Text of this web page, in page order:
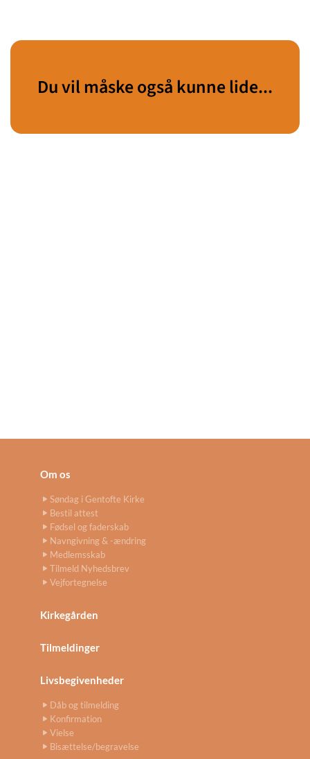
Du vil måske også kunne lide...
Om os
Søndag i Gentofte Kirke
Bestil attest
Fødsel og faderskab
Navngivning & -ændring
Medlemsskab
Tilmeld Nyhedsbrev
Vejfortegnelse
Kirkegården
Tilmeldinger
Livsbegivenheder
Dåb og tilmelding
Konfirmation
Vielse
Bisættelse/begravelse